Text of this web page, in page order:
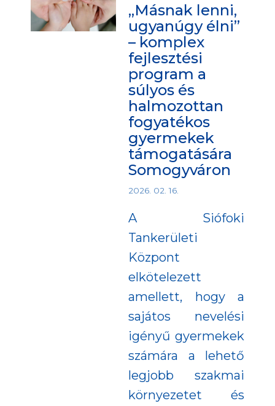
„Másnak lenni,
ugyanúgy élni”
– komplex
fejlesztési
program a
súlyos és
halmozottan
fogyatékos
gyermekek
támogatására
Somogyváron
2026. 02. 16.
A Siófoki
Tankerületi
Központ
elkötelezett
amellett, hogy a
sajátos nevelési
igényű gyermekek
számára a lehető
legjobb szakmai
környezetet és